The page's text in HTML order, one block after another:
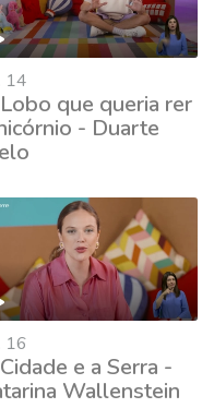
14
que queria rer
- Duarte
16
e a Serra -
Wallenstein